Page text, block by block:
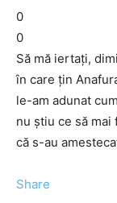
0
0
Să mă iertați,
în care țin
le-am adunat
nu știu ce să mai
că s-au
Share